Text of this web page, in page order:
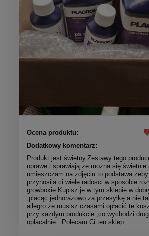
Ocena produktu:
Dodatkowy komentarz:
Produkt jest świetny.Zestawy tego
uprawe i sprawiają że mozna się świetnie
umieszczam na zdjęciu to podstawa
przynosila ci wiele radosci w sposobie
growboxie.Kupisz je w tym sklepie w
,placąc jednorazowo za przesyłkę a nie
allegro że musisz czasami opłacić te
przy każdym produkcie ,co wychodzi
opłacalnie . Polecam Ci ten sklep .